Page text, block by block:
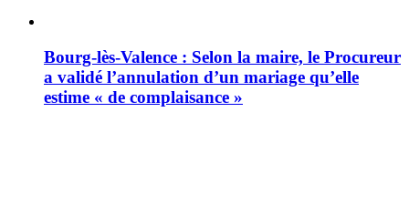
Bourg-lès-Valence : Selon la maire, le Procureur
a validé l’annulation d’un mariage qu’elle
estime « de complaisance »